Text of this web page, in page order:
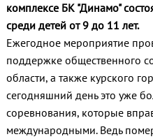
комплексе БК "Динамо"
среди детей от 9 до 11 лет.
Ежегодное мероприятие
поддержке общественного
области, а также курского
сегодняшний день это уже
соревнования, которые
международными. Ведь